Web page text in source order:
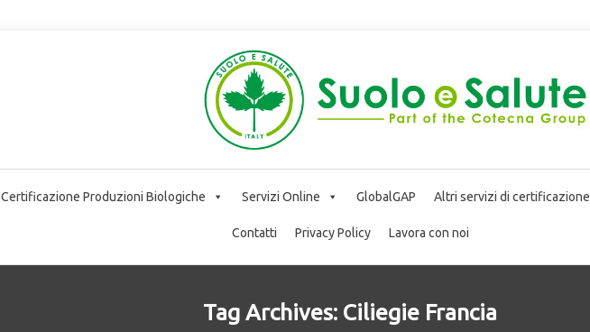
Certificazione Produzioni Biologiche Servizi Online GlobalGAP Altri servizi di certificazione
Contatti Privacy Policy Lavora con noi
Tag Archives: Ciliegie Francia